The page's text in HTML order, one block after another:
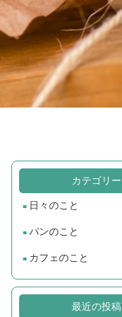
カテゴリー
日々のこと
パンのこと
カフェのこと
最近の投稿